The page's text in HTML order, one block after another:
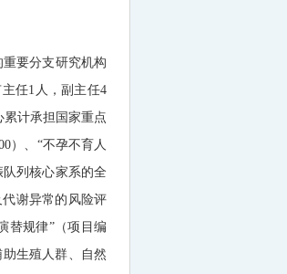
要分支研究机构
任1 人，副主任4
计承担国家重点
）、“不孕不育人
队列核心家系的全
代谢异常的风险评
替规律”（项目编
生殖人群、自然